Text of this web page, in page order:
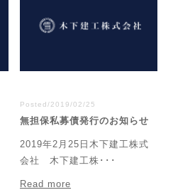
Posted/2019/02/25
無担保私募債発行のお知らせ
2019年2月25日木下建工株式
会社 木下建工株･･･
Read more